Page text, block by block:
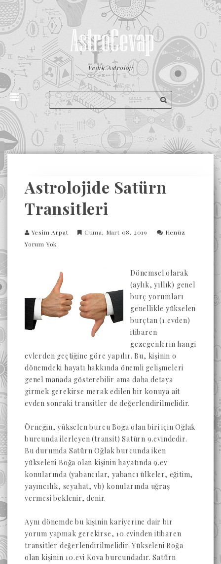
Vedik Astroloji
Astrolojide Satürn
Transitleri
Yesim Arpat Cuma, Mart 08, 2019
Henüz
Yorum Yok
Dönemsel olarak
(aylık, yıllık) genel
burç yorumları
genellikle yükselen
burçtan (1.evden)
itibaren
gezegenlerin hangi
evlerden geçtiğine göre yapılır. Bu, kişinin o
dönemdeki hayatı hakkında önemli gelişmeleri
genel manada gösterebilir ama daha detaya
girmek gerekirse merak edilen bir konuya ait
evden sonraki transitler de değerlendirilmelidir.
Örneğin, yükselen burcu Boğa olan biri için Oğlak
burcunda ilerleyen (transit) Satürn 9.evindedir.
Bu durumda Satürn Oğlak burcunda iken
yükseleni Boğa olan kişinin hayatında 9.ev
konularında (yabancılar, yabancı ülkeler, eğitim,
yayıncılık, seyahat, vb) konularında uğraş
vermesi beklenir, denir.
Aynı dönemde bu kişinin kariyerine dair bir
yorum yapmak gerekirse, 10.evinden itibaren
transitler değerlendirilmelidir. Yükseleni Boğa
olan kişinin 10.evi Kova burcundadır. Satürn